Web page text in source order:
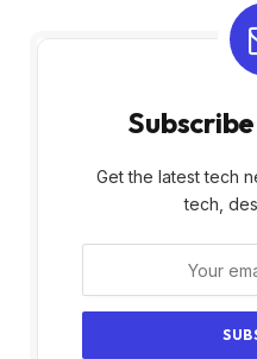
Get the latest tech
tech,